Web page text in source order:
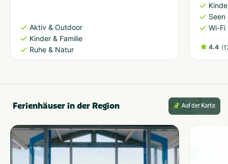
Aktiv & Outdoor
Kinder & Familie
Ruhe & Natur
Seen
Wi-Fi
4.4 (
Ferienhäuser in der Region Auf der Karte